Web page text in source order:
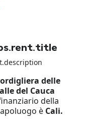
delle
del Cauca
della
è Cali.